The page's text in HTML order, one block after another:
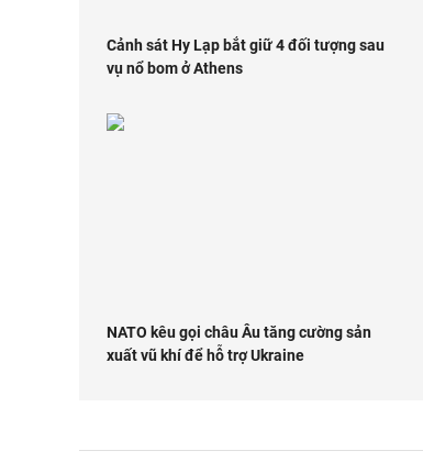
Cảnh sát Hy Lạp bắt giữ 4 đối tượng sau
vụ nổ bom ở Athens
NATO kêu gọi châu Âu tăng cường sản
xuất vũ khí để hỗ trợ Ukraine